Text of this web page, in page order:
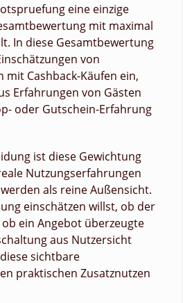
eine einzige
mit maximal
In diese Gesamtbewertung
von
Cashback-Käufen ein,
Erfahrungen von Gästen
oder Gutschein-Erfahrung
ist diese Gewichtung
Nutzungserfahrungen
als reine Außensicht.
einschätzen willst, ob der
ein Angebot überzeugte
aus Nutzersicht
sichtbare
praktischen Zusatznutzen